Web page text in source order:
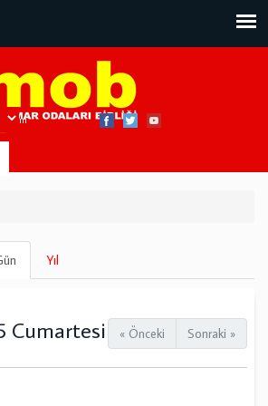
sekme)
Yıl
« Önceki Sonraki »
Cumartesi